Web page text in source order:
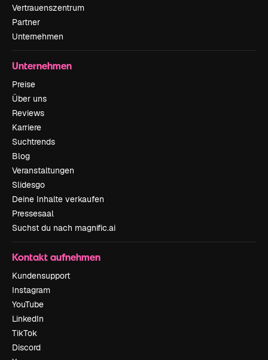
Vertrauenszentrum
Partner
Unternehmen
Unternehmen
Preise
Über uns
Reviews
Karriere
Suchtrends
Blog
Veranstaltungen
Slidesgo
Deine Inhalte verkaufen
Pressesaal
Suchst du nach magnific.ai
Kontakt aufnehmen
Kundensupport
Instagram
YouTube
LinkedIn
TikTok
Discord